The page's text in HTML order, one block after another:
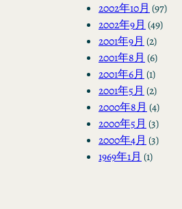
2002年10月 (97)
2002年9月 (49)
2001年9月 (2)
2001年8月 (6)
2001年6月 (1)
2001年5月 (2)
2000年8月 (4)
2000年5月 (3)
2000年4月 (3)
1969年1月 (1)